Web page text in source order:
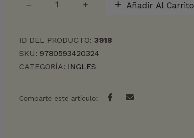
cantidad
Añadir Al Carrito
ID DEL PRODUCTO: 3918
SKU: 9780593420324
CATEGORÍA: INGLES
Comparte este artículo: